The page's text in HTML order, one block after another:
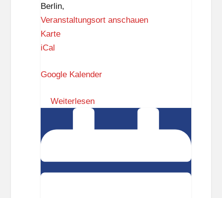
Berlin,
Veranstaltungsort anschauen
KarteC
é
a
m
t
iCal
Google Kalender
Weiterlesen
Einladung
zum
“Schlaraffischen